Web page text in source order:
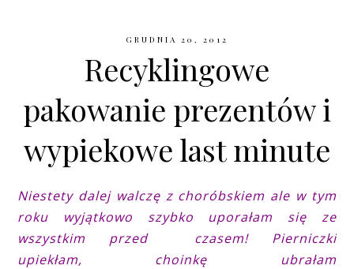
GRUDNIA 20, 2012
Recyklingowe
pakowanie prezentów i
wypiekowe last minute
Niestety dalej walczę z choróbskiem ale w tym
roku wyjątkowo szybko uporałam się ze
wszystkim przed czasem! Pierniczki
upiekłam, choinkę ubrałam